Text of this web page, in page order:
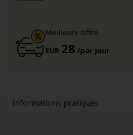
Meilleure offre
EUR 28 /par jour